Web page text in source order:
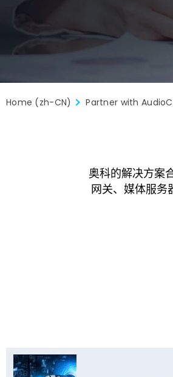
Home (zh-CN) Partner with
奥科的解决方案
网关、媒体服务